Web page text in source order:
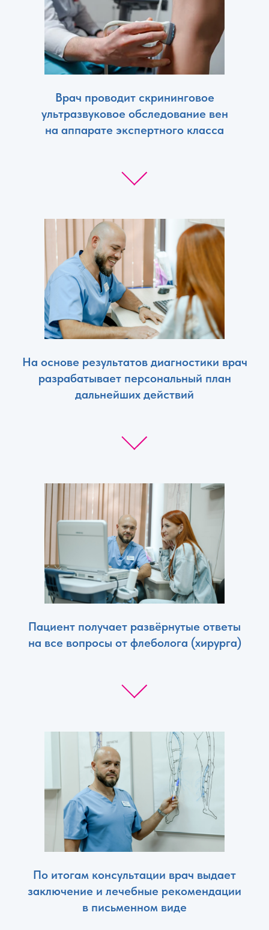
Врач проводит скрининговое
ультразвуковое обследование вен
на аппарате экспертного класса
На основе результатов диагностики врач
разрабатывает персональный план
дальнейших действий
Пациент получает развёрнутые ответы
на все вопросы от флеболога (хирурга)
По итогам консультации врач выдает
заключение и лечебные рекомендации
в письменном виде